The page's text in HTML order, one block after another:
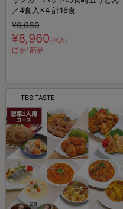
／4食入×4 計16食
¥9,060
¥8,960（税込）
ほか1商品
TBS TASTE